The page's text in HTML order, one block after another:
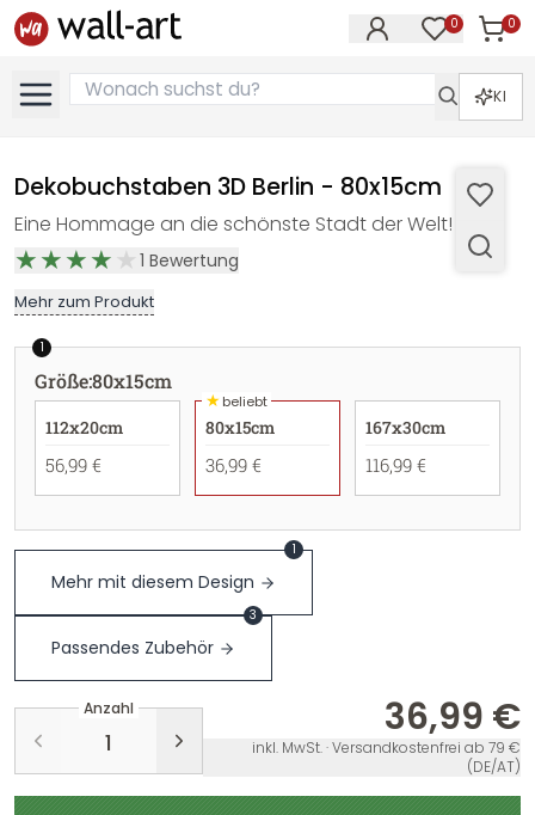
0 0
KI
Dekobuchstaben 3D Berlin - 80x15cm
Eine Hommage an die schönste Stadt der Welt!
1 Bewertung
Mehr zum Produkt
1
Größe:80x15cm
112x20cm
56,99 €
★beliebt
80x15cm
36,99 €
167x30cm
116,99 €
Mehr mit diesem Design
1
Passendes Zubehör
3
Anzahl 36,99 €
inkl. MwSt. · Versandkostenfrei ab 79 €
(DE/AT)